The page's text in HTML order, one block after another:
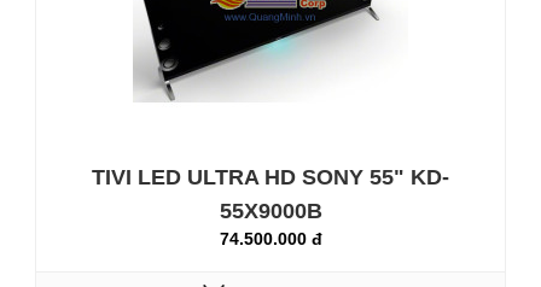
Tivi Sony Bravia LED INTERNET TV
Chi tiết tuyệt đẹp từ mọi nội dungx-reality-pro:
Trải nghiệm chất lượng hình ảnh vượt bật từ bất kì nguồn
phát nào. Bộ xử lý hình ảnh độc đáo của Sony mang lại
hình ảnh với kết cấu, màu sắc và đường nét tuyệt vời. Bằng
TIVI LED ULTRA HD SONY 55" KD-
55X9000B
74.500.000 đ